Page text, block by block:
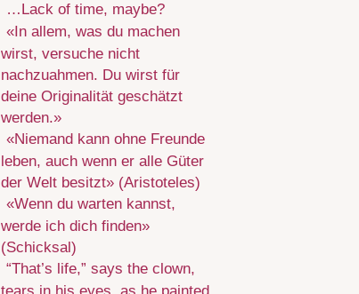
…Lack of time, maybe?
«In allem, was du machen
wirst, versuche nicht
nachzuahmen. Du wirst für
deine Originalität geschätzt
werden.»
«Niemand kann ohne Freunde
leben, auch wenn er alle Güter
der Welt besitzt» (Aristoteles)
«Wenn du warten kannst,
werde ich dich finden»
(Schicksal)
“That’s life,” says the clown,